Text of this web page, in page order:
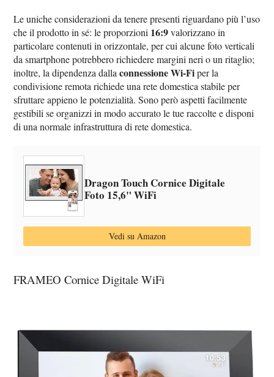
Le uniche considerazioni da tenere presenti riguardano più l’uso
che il prodotto in sé: le proporzioni 16:9valorizzano in
particolare contenuti in orizzontale, per cui alcune foto verticali
da smartphone potrebbero richiedere margini neri o un ritaglio;
inoltre, la dipendenza dallaconnessione Wi‑Fiper la
condivisione remota richiede una rete domestica stabile per
sfruttare appieno le potenzialità. Sono però aspetti facilmente
gestibili se organizzi in modo accurato le tue raccolte e disponi
di una normale infrastruttura di rete domestica.
Dragon Touch Cornice Digitale
Foto 15,6" WiFi
Vedi su Amazon
FRAMEO Cornice Digitale WiFi